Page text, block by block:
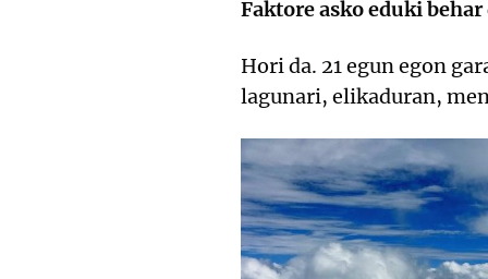
Faktore asko eduki
Hori da. 21 egun egon
lagunari, elikaduran,